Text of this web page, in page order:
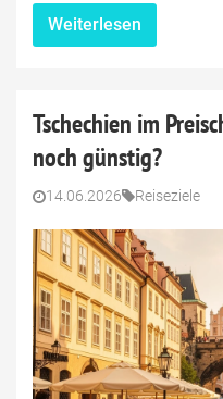
Weiterlesen
Tschechien im
noch günstig?
14.06.2026 Reiseziele